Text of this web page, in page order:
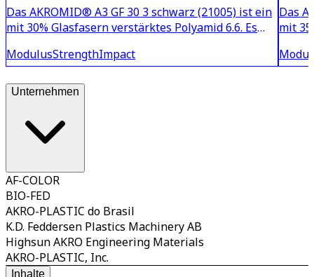
Das AKROMID® A3 GF 30 3 schwarz (21005) ist ein
mit 30% Glasfasern verstärktes Polyamid 6.6. Es
Festigkeit aus. Darüber hinaus ist das Material
und somit be
ModulusStrengthImpact
Das
mit
aus.
Unternehmen
AF-COLOR
BIO-FED
AKRO-PLASTIC do Brasil
K.D. Feddersen Plastics Machinery AB
Highsun AKRO Engineering Materials
AKRO-PLASTIC, Inc.
Inhalte